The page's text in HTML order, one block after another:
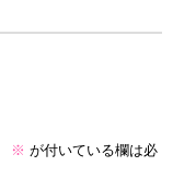
※ が付いている欄は必